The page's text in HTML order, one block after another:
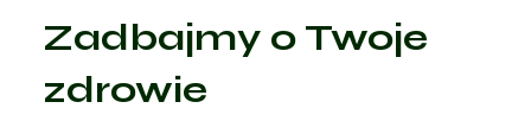
Zadbajmy o Twoje
zdrowie